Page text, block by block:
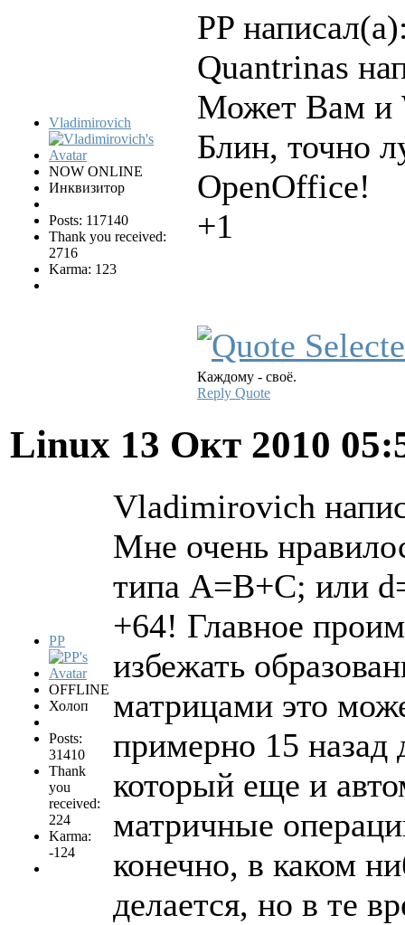
Vladimirovich
NOW ONLINE
Инквизитор
Posts: 117140
Thank you received:
2716
Karma: 123
PP
Quantrinas
Может Вам и
Блин, точно
OpenOffice!
+1
Каждому - своё.
Reply Quote
Linux 13 Окт 2010
PP
OFFLINE
Холоп
Posts:
31410
Thank
you
received:
224
Karma:
-124
Vladimirovich
Мне очень
типа A=B+C; или
+64! Главное
избежать
матрицами это
примерно 15 назад
который еще и
матричные
конечно, в каком
делается, но в те